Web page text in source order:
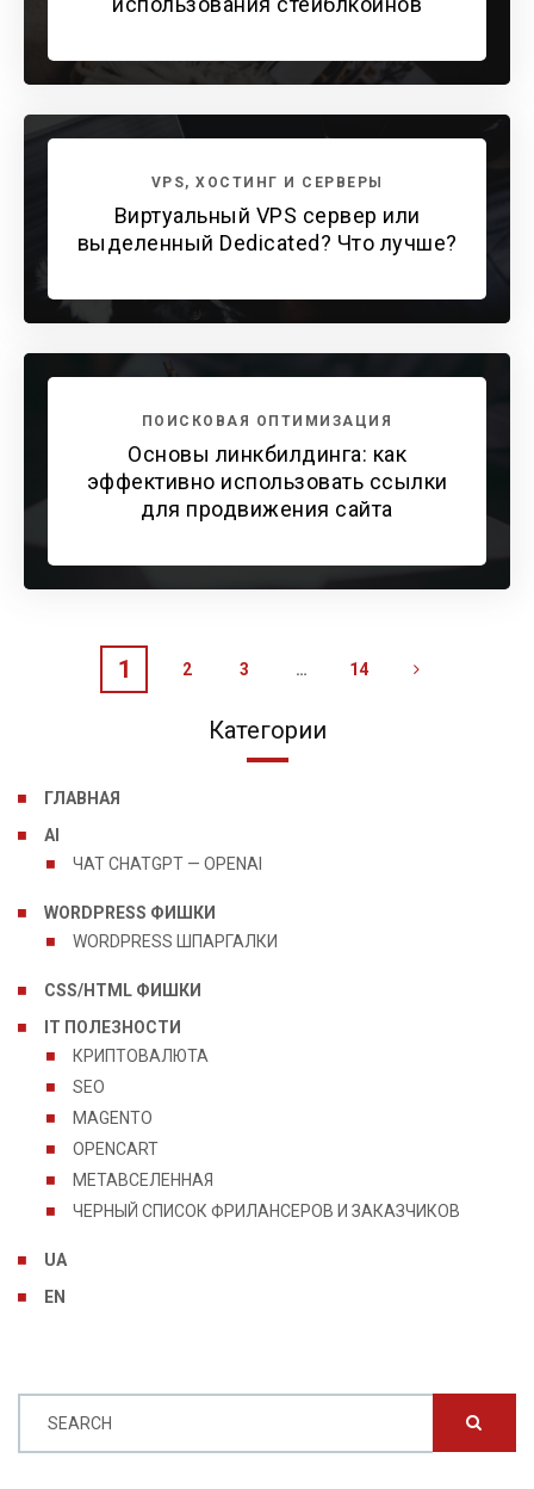
Категории
ГЛАВНАЯ
AI
ЧАТ CHATGPT — OPENAI
WORDPRESS ФИШКИ
WORDPRESS ШПАРГАЛКИ
CSS/HTML ФИШКИ
IT ПОЛЕЗНОСТИ
КРИПТОВАЛЮТА
SEO
MAGENTO
OPENCART
МЕТАВСЕЛЕННАЯ
ЧЕРНЫЙ СПИСОК ФРИЛАНСЕРОВ И ЗАКАЗЧИКОВ
UA
EN
SEARCH
VPS, ХОСТИНГ И СЕРВЕРЫ
Виртуальный VPS сервер или
выделенный Dedicated? Что лучше?
ПОИСКОВАЯ ОПТИМИЗАЦИЯ
Основы линкбилдинга: как
эффективно использовать ссылки
для продвижения сайта
1 2 3 … 14